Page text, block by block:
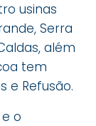
usinas
Serra
além
tem
e Refusão.
o